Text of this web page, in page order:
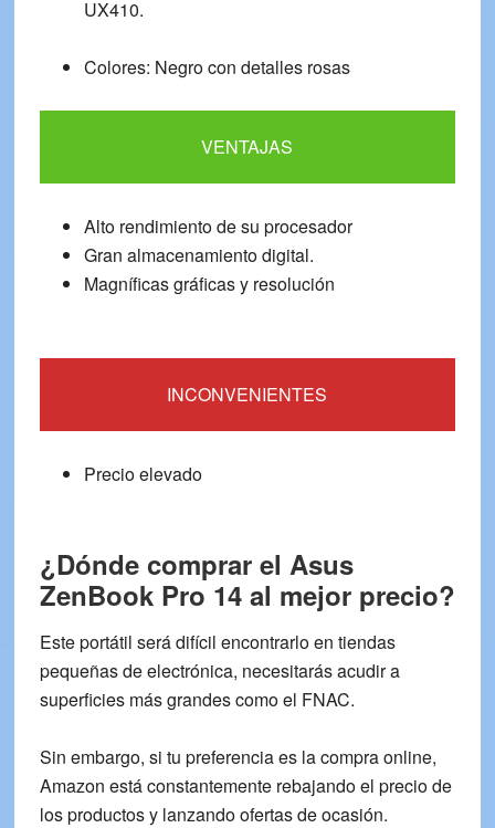
UX410.
Colores: Negro con detalles rosas
VENTAJAS
Alto rendimiento de su procesador
Gran almacenamiento digital.
Magníficas gráficas y resolución
INCONVENIENTES
Precio elevado
¿Dónde comprar el Asus
ZenBook Pro 14 al mejor precio?
Este portátil será difícil encontrarlo en tiendas
pequeñas de electrónica, necesitarás acudir a
superficies más grandescomo el FNAC.
Sin embargo, si tu preferencia es lacompra online,
Amazon está constantemente rebajando el precio de
los productos y lanzando ofertas de ocasión.